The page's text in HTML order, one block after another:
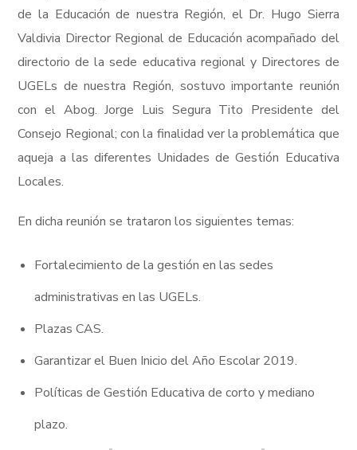
de la Educación de nuestra Región, el Dr. Hugo Sierra
Valdivia Director Regional de Educación acompañado del
directorio de la sede educativa regional y Directores de
UGELs de nuestra Región, sostuvo importante reunión
con el Abog. Jorge Luis Segura Tito Presidente del
Consejo Regional; con la finalidad ver la problemática que
aqueja a las diferentes Unidades de Gestión Educativa
Locales.
En dicha reunión se trataron los siguientes temas:
Fortalecimiento de la gestión en las sedes
administrativas en las UGELs.
Plazas CAS.
Garantizar el Buen Inicio del Año Escolar 2019.
Políticas de Gestión Educativa de corto y mediano
plazo.